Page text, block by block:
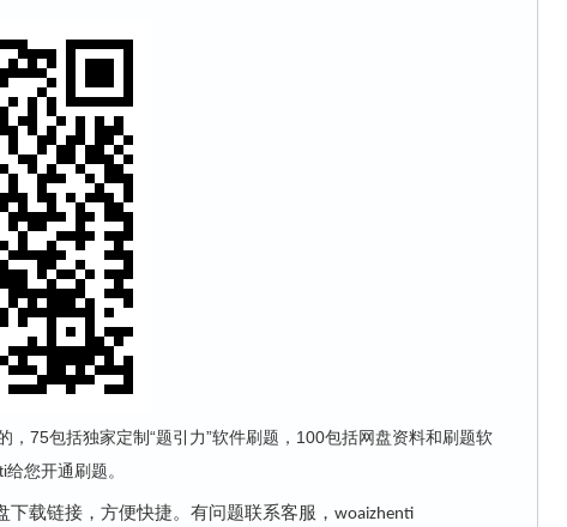
，75包括独家定制“题引力”软件刷题，100包括网盘资料和刷题软
您开通刷题。
载链接，方便快捷。有问题联系客服， woaizhenti